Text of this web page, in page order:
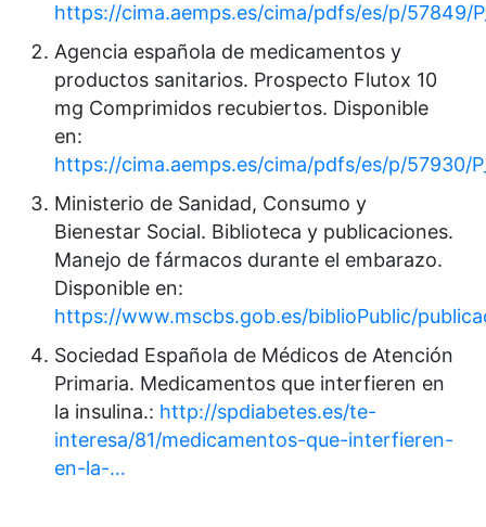
https://cima.aemps.es/cima/pdfs/es/p/57849/
Agencia española de medicamentos y
productos sanitarios. Prospecto Flutox 10
mg Comprimidos recubiertos. Disponible
en:
https://cima.aemps.es/cima/pdfs/es/p/57930/
Ministerio de Sanidad, Consumo y
Bienestar Social. Biblioteca y publicaciones.
Manejo de fármacos durante el embarazo.
Disponible en:
https://www.mscbs.gob.es/biblioPublic/
Sociedad Española de Médicos de Atención
Primaria. Medicamentos que interfieren en
la insulina.: http://spdiabetes.es/te-
interesa/81/medicamentos-que-interfieren-
en-la-…